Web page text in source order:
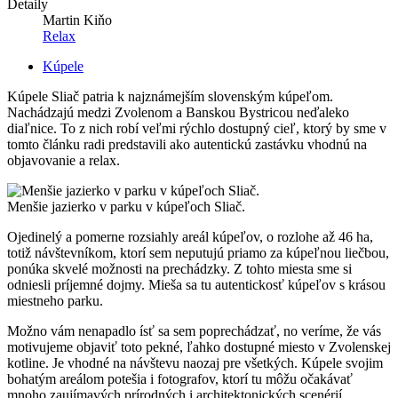
Detaily
Martin Kiňo
Relax
Kúpele
Kúpele Sliač patria k najznámejším slovenským kúpeľom.
Nachádzajú medzi Zvolenom a Banskou Bystricou neďaleko
diaľnice. To z nich robí veľmi rýchlo dostupný cieľ, ktorý by sme v
tomto článku radi predstavili ako autentickú zastávku vhodnú na
objavovanie a relax.
Menšie jazierko v parku v kúpeľoch Sliač.
Ojedinelý a pomerne rozsiahly areál kúpeľov, o rozlohe až 46 ha,
totiž návštevníkom, ktorí sem neputujú priamo za kúpeľnou liečbou,
ponúka skvelé možnosti na prechádzky. Z tohto miesta sme si
odniesli príjemné dojmy. Mieša sa tu autentickosť kúpeľov s krásou
miestneho parku.
Možno vám nenapadlo ísť sa sem poprechádzať, no veríme, že vás
motivujeme objaviť toto pekné, ľahko dostupné miesto v Zvolenskej
kotline. Je vhodné na návštevu naozaj pre všetkých. Kúpele svojim
bohatým areálom potešia i fotografov, ktorí tu môžu očakávať
mnoho zaujímavých prírodných i architektonických scenérií.